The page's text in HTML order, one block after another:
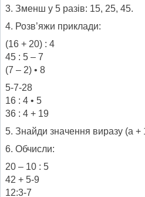
3. Зменш у 5 разів: 15, 25, 45.
4. Розв’яжи приклади:
(16 + 20) : 4
45 : 5 – 7
(7 – 2) • 8
5-7-28
16 : 4 • 5
36 : 4 + 19
5. Знайди значення виразу (а +
6. Обчисли:
20 – 10 : 5
42 + 5-9
12:3-7